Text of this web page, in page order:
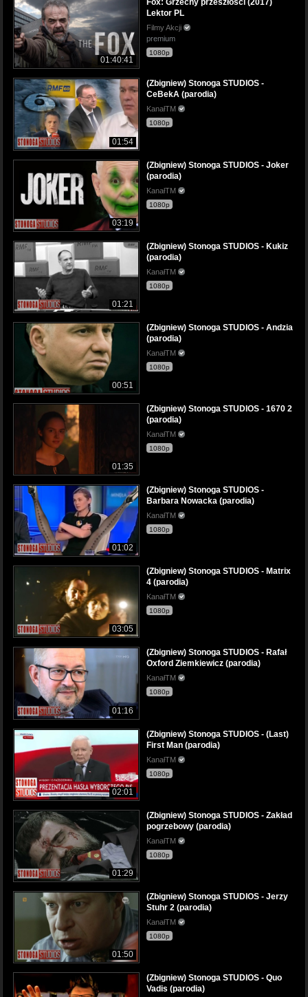
01:40:41
Fox: Grzechy przeszłości (2017)
Lektor PL
Filmy Akcji
premium
1080p
01:54
(Zbigniew) Stonoga STUDIOS -
CeBekA (parodia)
KanałTM
1080p
03:19
(Zbigniew) Stonoga STUDIOS - Joker
(parodia)
KanałTM
1080p
01:21
(Zbigniew) Stonoga STUDIOS - Kukiz
(parodia)
KanałTM
1080p
00:51
(Zbigniew) Stonoga STUDIOS - Andzia
(parodia)
KanałTM
1080p
01:35
(Zbigniew) Stonoga STUDIOS - 1670 2
(parodia)
KanałTM
1080p
01:02
(Zbigniew) Stonoga STUDIOS -
Barbara Nowacka (parodia)
KanałTM
1080p
03:05
(Zbigniew) Stonoga STUDIOS - Matrix
4 (parodia)
KanałTM
1080p
01:16
(Zbigniew) Stonoga STUDIOS - Rafał
Oxford Ziemkiewicz (parodia)
KanałTM
1080p
02:01
(Zbigniew) Stonoga STUDIOS - (Last)
First Man (parodia)
KanałTM
1080p
01:29
(Zbigniew) Stonoga STUDIOS - Zakład
pogrzebowy (parodia)
KanałTM
1080p
01:50
(Zbigniew) Stonoga STUDIOS - Jerzy
Stuhr 2 (parodia)
KanałTM
1080p
(Zbigniew) Stonoga STUDIOS - Quo
Vadis (parodia)